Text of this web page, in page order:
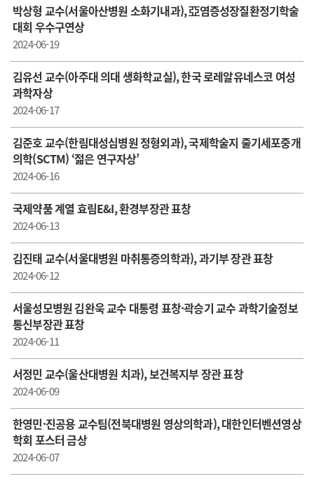
박상형 교수(서울아산병원 소화기내과), 亞염증성장질환정기학술
대회 우수구연상
2024-06-19
김유선 교수(아주대 의대 생화학교실), 한국 로레알­유네스코 여성
과학자상
2024-06-17
김준호 교수(한림대성심병원 정형외과), 국제학술지 줄기세포중개
의학(SCTM) ‘젊은 연구자상’
2024-06-16
국제약품 계열 효림E&I, 환경부장관 표창
2024-06-13
김진태 교수(서울대병원 마취통증의학과), 과기부 장관 표창
2024-06-12
서울성모병원 김완욱 교수 대통령 표창·곽승기 교수 과학기술정보
통신부장관 표창
2024-06-11
서정민 교수(울산대병원 치과), 보건복지부 장관 표창
2024-06-09
한영민·진공용 교수팀(전북대병원 영상의학과), 대한인터벤션영상
학회 포스터 금상
2024-06-07